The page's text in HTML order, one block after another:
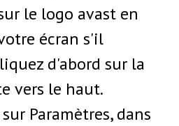
le logo avast en
écran s'il
d'abord sur la
vers le haut.
Paramètres, dans